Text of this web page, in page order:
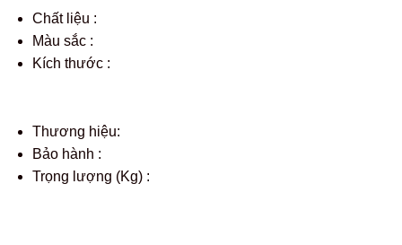
Chất liệu :
Màu sắc :
Kích thước :
Thương hiệu:
Bảo hành :
Trọng lượng (Kg) :